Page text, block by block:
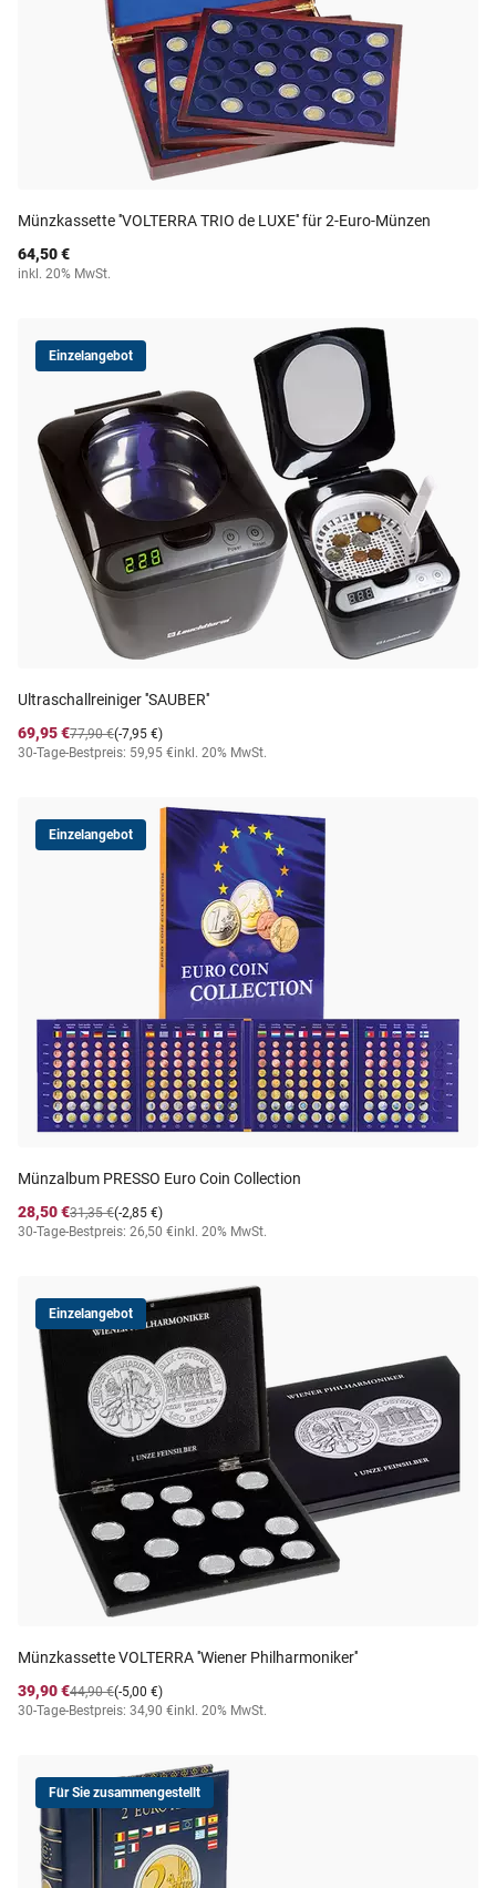
Münzkassette ''VOLTERRA TRIO de LUXE'' für 2-Euro-Münzen
64,50 €
inkl. 20% MwSt.
Einzelangebot
Ultraschallreiniger ''SAUBER''
69,95 €
(-7,95 €)
77,90 €
30-Tage-Bestpreis: 59,95 €inkl. 20% MwSt.
Einzelangebot
Münzalbum PRESSO Euro Coin Collection
28,50 €
(-2,85 €)
31,35 €
30-Tage-Bestpreis: 26,50 €inkl. 20% MwSt.
Einzelangebot
Münzkassette VOLTERRA ''Wiener Philharmoniker''
39,90 €
(-5,00 €)
44,90 €
30-Tage-Bestpreis: 34,90 €inkl. 20% MwSt.
Für Sie zusammengestellt